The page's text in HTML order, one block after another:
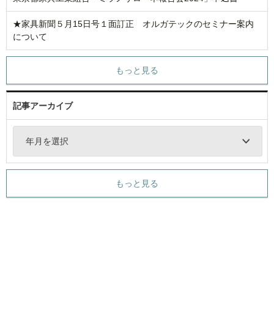
★家具新聞５月15日号１面訂正 オルガテックのセミナー案内
について
もっと見る
記事アーカイブ
年月を選択
もっと見る